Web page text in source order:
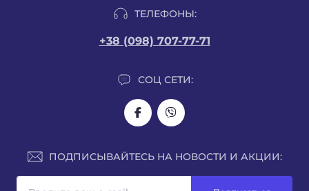
ТЕЛЕФОНЫ:
+38 (098) 707-77-71
СОЦ СЕТИ:
ПОДПИСЫВАЙТЕСЬ НА НОВОСТИ И АКЦИИ: